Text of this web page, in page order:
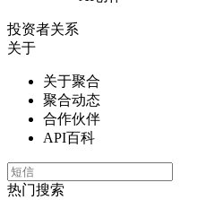
投资者关系
关于
关于聚合
聚合动态
合作伙伴
API百科
热门搜索